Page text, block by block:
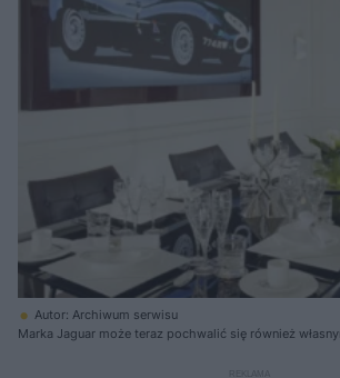
Autor: Archiwum serwisu
Marka Jaguar może teraz pochwalić się również